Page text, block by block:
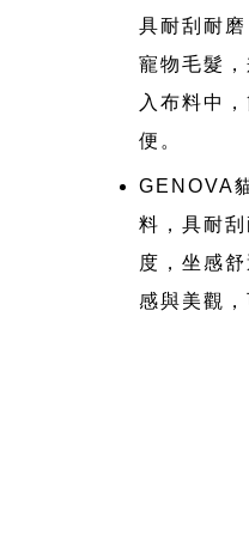
具耐刮耐
寵物毛髮
入布料中
便。
GENOVA
料，具耐
度，坐感
感與美觀，